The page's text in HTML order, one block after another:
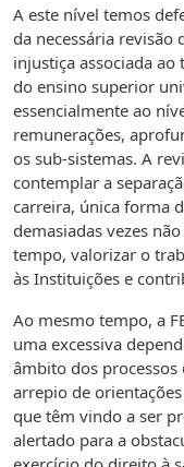
A este nível temos
da necessária revisão
injustiça associada
do ensino superior
essencialmente ao
remunerações,
os sub-sistemas. A
contemplar a
carreira, única forma
demasiadas vezes
tempo, valorizar o
às Instituições e
Ao mesmo tempo, a
uma excessiva
âmbito dos processos
arrepio de
que têm vindo a ser
alertado para a